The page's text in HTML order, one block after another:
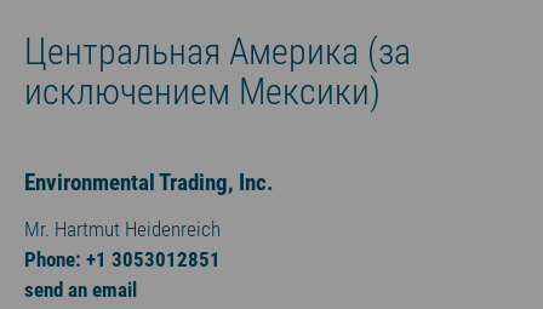
Центральная Америка (за
исключением Мексики)
Environmental Trading, Inc.
Mr. Hartmut Heidenreich
Phone: +1 3053012851
send an email